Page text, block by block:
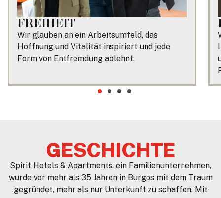
FREIHEIT
Wir glauben an ein Arbeitsumfeld, das
Hoffnung und Vitalität inspiriert und jede
Form von Entfremdung ablehnt.
GESCHICHTE
Spirit Hotels & Apartments, ein Familienunternehmen,
wurde vor mehr als 35 Jahren in Burgos mit dem Traum
gegründet, mehr als nur Unterkunft zu schaffen. Mit